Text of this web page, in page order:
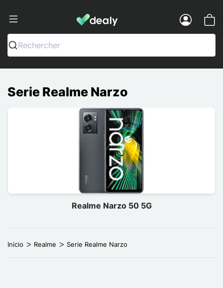
Dealy - Fundas y accesorios para
Rechercher
Serie Realme Narzo
Realme Narzo 50 5G
Inicio Realme Serie Realme Narzo